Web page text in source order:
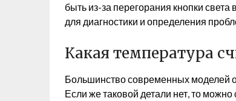
быть из-за перегорания кнопки
для диагностики и определения
Какая температура
Большинство современных моделей
Если же таковой детали нет, то